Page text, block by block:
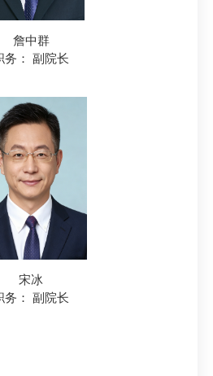
詹中群
务： 副院长
宋冰
务： 副院长